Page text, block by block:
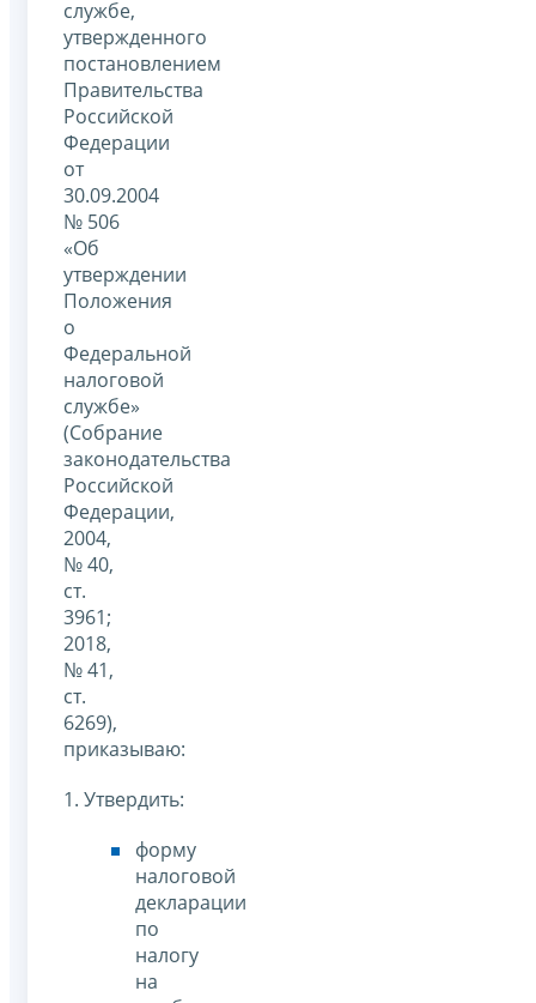
службе,
утвержденного
постановлением
Правительства
Российской
Федерации
от
30.09.2004
№ 506
«Об
утверждении
Положения
о
Федеральной
налоговой
службе»
(Собрание
законодательства
Российской
Федерации,
2004,
№ 40,
ст.
3961;
2018,
№ 41,
ст.
6269),
приказываю:
1. Утвердить:
форму
налоговой
декларации
по
налогу
на